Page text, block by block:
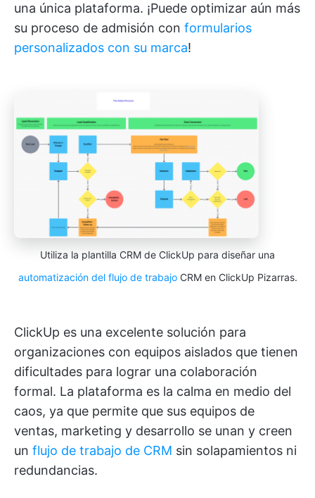
una única plataforma. ¡Puede optimizar aún más
su proceso de admisión con formularios
personalizados con su marca!
Utiliza la plantilla CRM de ClickUp para diseñar una
automatización del flujo de trabajoCRM en ClickUp Pizarras.
ClickUp es una excelente solución para
organizaciones con equipos aislados que tienen
dificultades para lograr una colaboración
formal. La plataforma es la calma en medio del
caos, ya que permite que sus equipos de
ventas, marketing y desarrollo se unan y creen
un flujo de trabajo de CRM sin solapamientos ni
redundancias.